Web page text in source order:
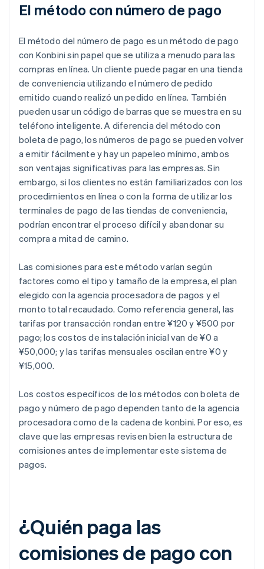
El método con número de pago
El método del número de pago es un método de pago
con Konbini sin papel que se utiliza a menudo para las
compras en línea. Un cliente puede pagar en una tienda
de conveniencia utilizando el número de pedido
emitido cuando realizó un pedido en línea. También
pueden usar un código de barras que se muestra en su
teléfono inteligente. A diferencia del método con
boleta de pago, los números de pago se pueden volver
a emitir fácilmente y hay un papeleo mínimo, ambos
son ventajas significativas para las empresas. Sin
embargo, si los clientes no están familiarizados con los
procedimientos en línea o con la forma de utilizar los
terminales de pago de las tiendas de conveniencia,
podrían encontrar el proceso difícil y abandonar su
compra a mitad de camino.
Las comisiones para este método varían según
factores como el tipo y tamaño de la empresa, el plan
elegido con la agencia procesadora de pagos y el
monto total recaudado. Como referencia general, las
tarifas por transacción rondan entre ¥120 y ¥500 por
pago; los costos de instalación inicial van de ¥0 a
¥50,000; y las tarifas mensuales oscilan entre ¥0 y
¥15,000.
Los costos específicos de los métodos con boleta de
pago y número de pago dependen tanto de la agencia
procesadora como de la cadena de konbini. Por eso, es
clave que las empresas revisen bien la estructura de
comisiones antes de implementar este sistema de
pagos.
¿Quién paga las
comisiones de pago con